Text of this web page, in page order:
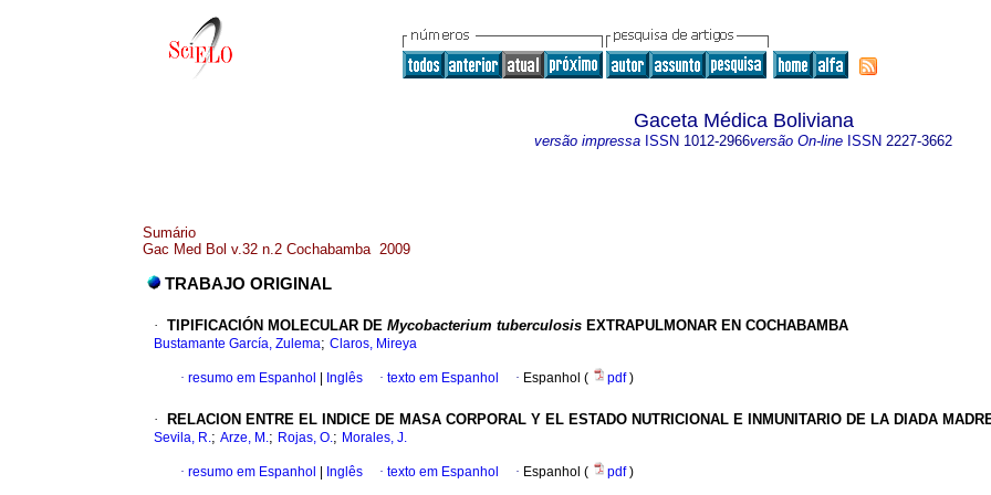
Gaceta Médica Boliviana
versão impressa ISSN 1012-2966versão On-line ISSN 2227-3662
Sumário
Gac Med Bol v.32 n.2 Cochabamba 2009
TRABAJO ORIGINAL
· TIPIFICACIÓN MOLECULAR DE Mycobacterium tuberculosis EXTRAPULMONAR EN COCHABAMBA
Bustamante García, Zulema; Claros, Mireya
· resumo em Espanhol Inglês · texto em Espanhol · Espanhol ( pdf)
· RELACION ENTRE EL INDICE DE MASA CORPORAL Y EL ESTADO NUTRICIONAL E INMUNITARIO DE LA DIADA
Sevila, R.; Arze, M.; Rojas, O.; Morales, J.
· resumo em Espanhol Inglês · texto em Espanhol · Espanhol ( pdf)